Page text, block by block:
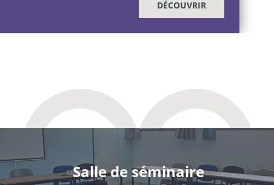
DÉCOUVRIR
Salle de séminaire